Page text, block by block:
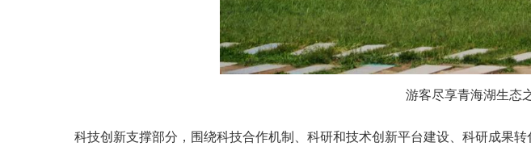
游客尽享青海湖生态
科技创新支撑部分，围绕科技合作机制、科研和技术创新平台建设、科研成果